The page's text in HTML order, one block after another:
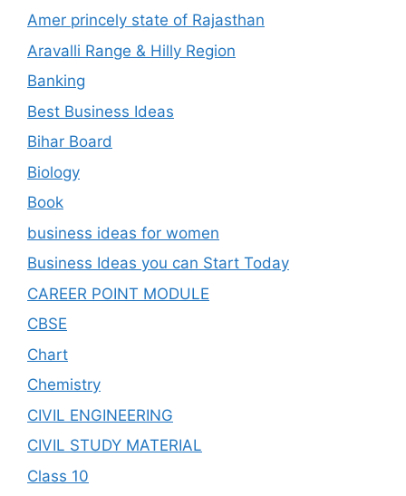
Amer princely state of Rajasthan
Aravalli Range & Hilly Region
Banking
Best Business Ideas
Bihar Board
Biology
Book
business ideas for women
Business Ideas you can Start Today
CAREER POINT MODULE
CBSE
Chart
Chemistry
CIVIL ENGINEERING
CIVIL STUDY MATERIAL
Class 10